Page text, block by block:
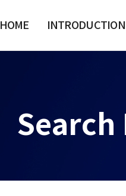
HOME INTRODUCTION
Search